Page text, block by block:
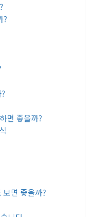
?
면 좋을까?
보면 좋을까?